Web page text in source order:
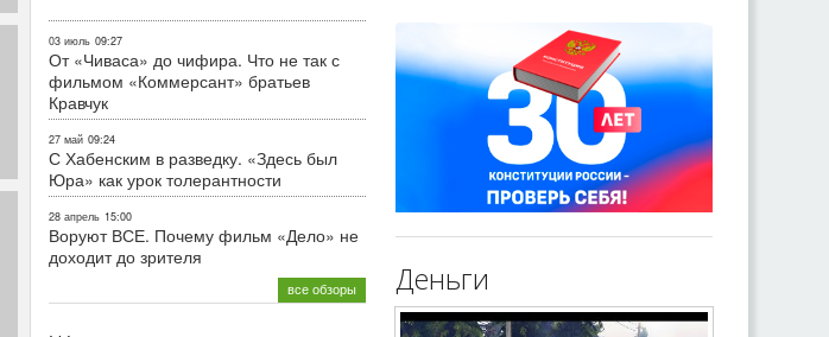
03 июль 09:27
От «Чиваса» до чифира. Что не так с
фильмом «Коммерсант» братьев
Кравчук
27 май 09:24
С Хабенским в разведку. «Здесь был
Юра» как урок толерантности
28 апрель 15:00
Воруют ВСЕ. Почему фильм «Дело» не
доходит до зрителя
все обзоры Деньги